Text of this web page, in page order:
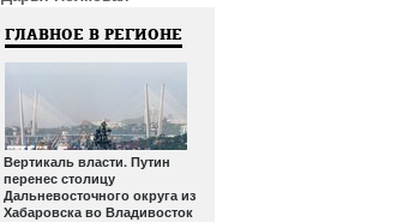
ГЛАВНОЕ В РЕГИОНЕ
Вертикаль власти. Путин
перенес столицу
Дальневосточного округа из
Хабаровска во Владивосток